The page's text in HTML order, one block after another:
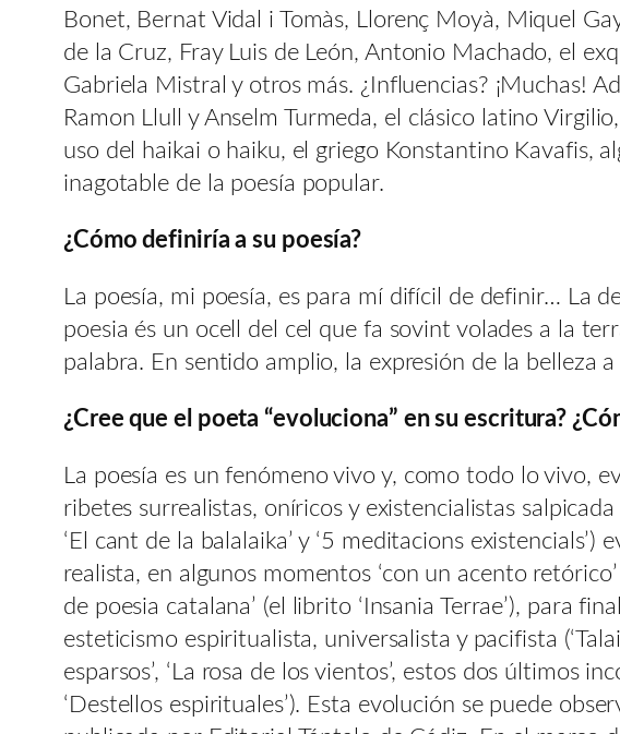
Bonet, Bernat Vidal i Tomàs, Llorenç Moyà, Miquel
de la Cruz, Fray Luis de León, Antonio Machado, el
Gabriela Mistral y otros más. ¿Influencias? ¡Muchas!
Ramon Llull y Anselm Turmeda, el clásico latino
uso del haikai o haiku, el griego Konstantino Kavafis,
inagotable de la poesía popular.
¿Cómo definiría a su poesía?
La poesía, mi poesía, es para mí difícil de definir… La
poesia és un ocell del cel que fa sovint volades a la
palabra. En sentido amplio, la expresión de la belleza
¿Cree que el poeta “evoluciona” en su escritura?
La poesía es un fenómeno vivo y, como todo lo vivo,
ribetes surrealistas, oníricos y existencialistas
‘El cant de la balalaika’ y ‘5 meditacions
realista, en algunos momentos ‘con un acento
de poesia catalana’ (el librito ‘Insania Terrae’), para
esteticismo espiritualista, universalista y pacifista
esparsos’, ‘La rosa de los vientos’, estos dos últimos
‘Destellos espirituales’). Esta evolución se puede